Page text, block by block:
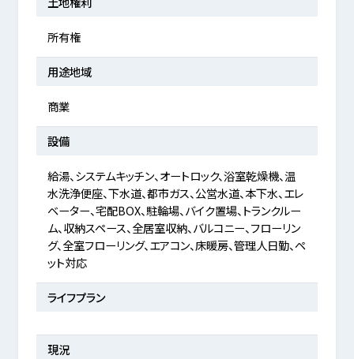
所有権
用途地域
商業
設備
給湯、システムキッチン、オートロック、浴室乾燥機、温
水洗浄便座、下水道、都市ガス、公営水道、本下水、エレ
ベーター、宅配BOX、駐輪場、バイク置場、トランクルー
ム、収納スペース、全居室収納、バルコニー、フローリン
グ、全室フローリング、エアコン、床暖房、管理人日勤、ペ
ット対応
ライフプラン
現況